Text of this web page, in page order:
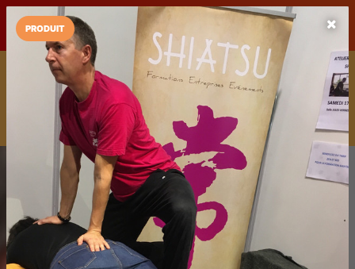
LaCarte LaCarte sur
Play Store
Installez l'App LaCarte
Téléchargez gratuitement l'app LaCarte pour suivre vos
commerces favoris et ne rien rater !
Télécharger Plus tard
PRODUIT